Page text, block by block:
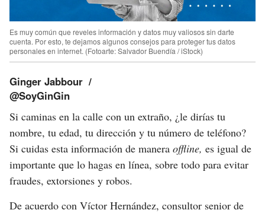
Es muy común que reveles información y datos muy valiosos sin darte
cuenta. Por esto, te dejamos algunos consejos para proteger tus datos
personales en internet. (Fotoarte: Salvador Buendía / iStock)
Ginger Jabbour
@SoyGinGin
Si caminas en la calle con un extraño, ¿le dirías tu
nombre, tu edad, tu dirección y tu número de teléfono?
Si cuidas esta información de manera offline, es igual de
importante que lo hagas en línea, sobre todo para evitar
fraudes, extorsiones y robos.
De acuerdo con Víctor Hernández, consultor senior de